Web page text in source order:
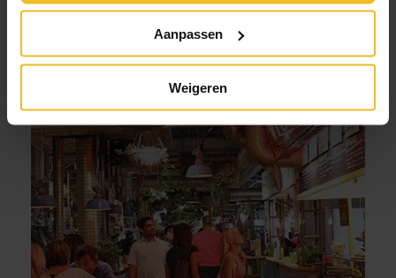
Aanpassen
Weigeren
Piggy